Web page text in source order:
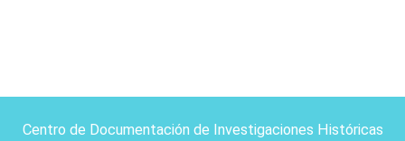
Centro de Documentación de Investigaciones Históricas